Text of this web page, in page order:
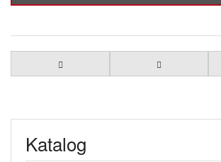
Katalog